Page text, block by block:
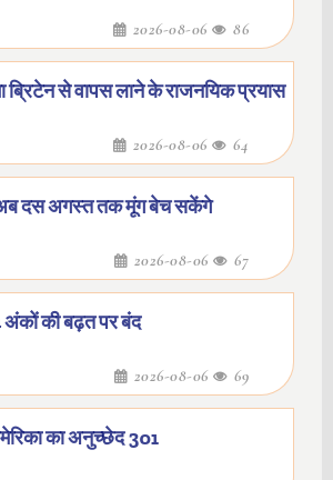
2026-08-06 86
ब्रिटेन से वापस लाने के राजनयिक प्रयास
2026-08-06 64
दस अगस्त तक मूंग बेच सकेंगे
2026-08-06 67
अंकों की बढ़त पर बंद
2026-08-06 69
का अनुच्छेद 301